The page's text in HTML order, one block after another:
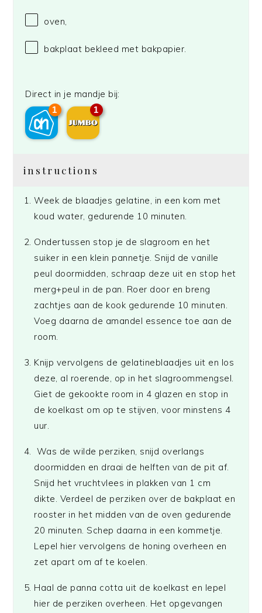
oven,
bakplaat bekleed met bakpapier.
Direct in je mandje bij:
1 1
instructions
Week de blaadjes gelatine, in een kom met
koud water, gedurende 10 minuten.
Ondertussen stop je de slagroom en het
suiker in een klein pannetje. Snijd de vanille
peul doormidden, schraap deze uit en stop het
merg+peul in de pan. Roer door en breng
zachtjes aan de kook gedurende 10 minuten.
Voeg daarna de amandel essence toe aan de
room.
Knijp vervolgens de gelatineblaadjes uit en los
deze, al roerende, op in het slagroommengsel.
Giet de gekookte room in 4 glazen en stop in
de koelkast om op te stijven, voor minstens 4
uur.
Was de wilde perziken, snijd overlangs
doormidden en draai de helften van de pit af.
Snijd het vruchtvlees in plakken van 1 cm
dikte. Verdeel de perziken over de bakplaat en
rooster in het midden van de oven gedurende
20 minuten. Schep daarna in een kommetje.
Lepel hier vervolgens de honing overheen en
zet apart om af te koelen.
Haal de panna cotta uit de koelkast en lepel
hier de perziken overheen. Het opgevangen